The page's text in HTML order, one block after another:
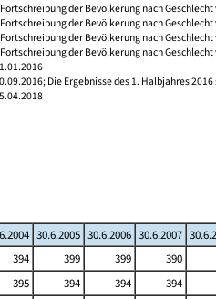
der Bevölkerung nach
der Bevölkerung nach
der Bevölkerung nach
der Bevölkerung nach
Die Ergebnisse des 1. Halbjahres
30.6.2005 30.6.2006 30.6.2007
394 399 399 390
395 394 394 394